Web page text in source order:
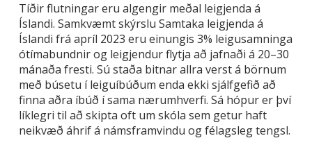
Tíðir flutningar eru algengir meðal leigjenda á
Íslandi. Samkvæmt skýrslu Samtaka leigjenda á
Íslandi frá apríl 2023 eru einungis 3% leigusamninga
ótímabundnir og leigjendur flytja að jafnaði á 20–30
mánaða fresti. Sú staða bitnar allra verst á börnum
með búsetu í leiguíbúðum enda ekki sjálfgefið að
finna aðra íbúð í sama nærumhverfi. Sá hópur er því
líklegri til að skipta oft um skóla sem getur haft
neikvæð áhrif á námsframvindu og félagsleg tengsl.